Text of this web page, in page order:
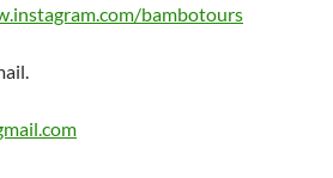
bambotours